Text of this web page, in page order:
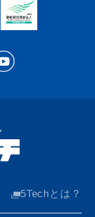
5Techとは？